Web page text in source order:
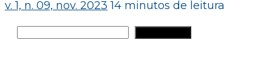
v. 1, n. 09, nov. 2023 14 minutos de leitura